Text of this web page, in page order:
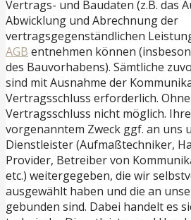
Vertrags- und Baudaten (z.B. das
Abwicklung und Abrechnung der
vertragsgegenständlichen
AGB entnehmen können
des Bauvorhabens). Sämtliche
sind mit Ausnahme der
Vertragsschluss erforderlich.
Vertragsschluss nicht möglich.
vorgenanntem Zweck ggf. an uns
Dienstleister (Aufmaßtechniker,
Provider, Betreiber von
etc.) weitergegeben, die wir
ausgewählt haben und die an
gebunden sind. Dabei handelt es